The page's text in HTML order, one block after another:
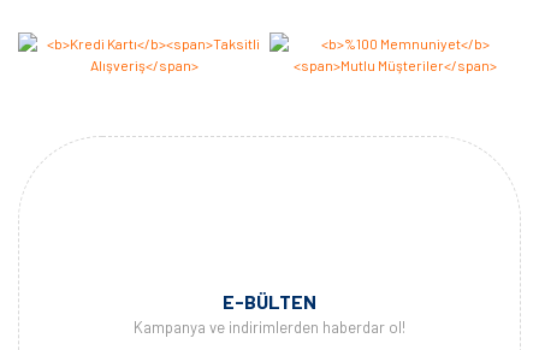
E-BÜLTEN
Kampanya ve indirimlerden haberdar ol!